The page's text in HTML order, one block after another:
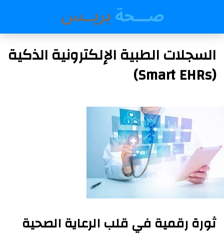
السجلات الطبية الإلكترونية الذكية
(Smart EHRs)
ثورة رقمية في قلب الرعاية الصحية